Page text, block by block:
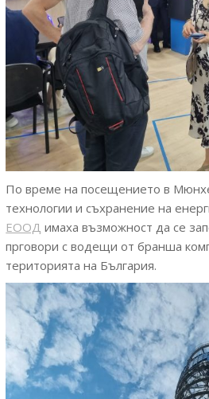
По време на посещението в
технологии и съхранение на
ЕООД имаха възможност да се
прговори с водещи от бранша
територията на България.